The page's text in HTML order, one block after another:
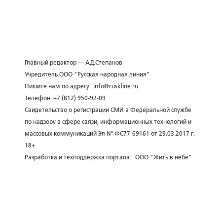
Главный редактор — А.Д.Степанов
Учредитель ООО "Русская народная линия"
Пишите нам по адресу
info@ruskline.ru
Телефон: +7 (812) 950-92-09
Свидетельство о регистрации СМИ в Федеральной службе
по надзору в сфере связи, информационных технологий и
массовых коммуникаций Эл № ФС77-69161 от 29.03.2017 г.
18+
Разработка и техподдержка портала: ООО "Жить в небе"